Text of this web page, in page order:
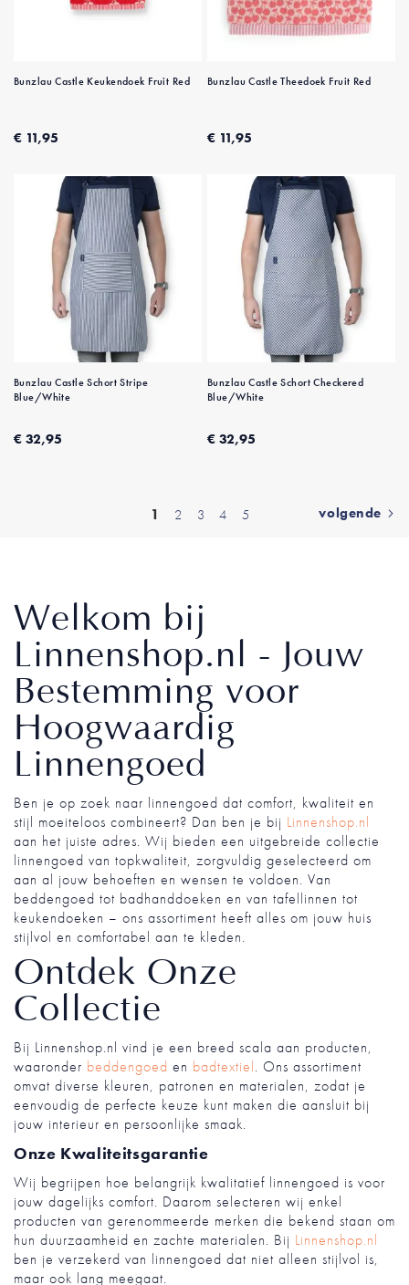
Bunzlau Castle Keukendoek Fruit Red
€ 11,95
Bunzlau Castle Theedoek Fruit Red
€ 11,95
Bunzlau Castle Schort Stripe
Blue/White
€ 32,95
Bunzlau Castle Schort Checkered
Blue/White
€ 32,95
Pagina
U
1 Pagina
2 Pagina
3 Pagina
4 Pagina
5 pagina
volgende
Welkom bij
Linnenshop.nl - Jouw
Bestemming voor
Hoogwaardig
Linnengoed
Ben je op zoek naar linnengoed dat comfort, kwaliteit en
stijl moeiteloos combineert? Dan ben je bij Linnenshop.nl
aan het juiste adres. Wij bieden een uitgebreide collectie
linnengoed van topkwaliteit, zorgvuldig geselecteerd om
aan al jouw behoeften en wensen te voldoen. Van
beddengoed tot badhanddoeken en van tafellinnen tot
keukendoeken – ons assortiment heeft alles om jouw huis
stijlvol en comfortabel aan te kleden.
Ontdek Onze
Collectie
Bij Linnenshop.nl vind je een breed scala aan producten,
waaronder beddengoed en badtextiel. Ons assortiment
omvat diverse kleuren, patronen en materialen, zodat je
eenvoudig de perfecte keuze kunt maken die aansluit bij
jouw interieur en persoonlijke smaak.
Onze Kwaliteitsgarantie
Wij begrijpen hoe belangrijk kwalitatief linnengoed is voor
jouw dagelijks comfort. Daarom selecteren wij enkel
producten van gerenommeerde merken die bekend staan om
hun duurzaamheid en zachte materialen. Bij Linnenshop.nl
ben je verzekerd van linnengoed dat niet alleen stijlvol is,
maar ook lang meegaat.